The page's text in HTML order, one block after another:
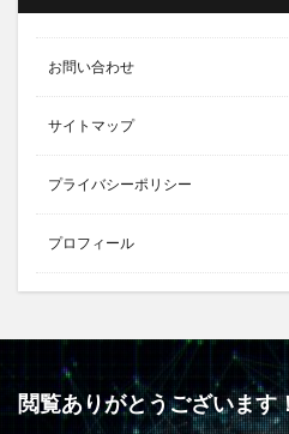
お問い合わせ
サイトマップ
プライバシーポリシー
プロフィール
閲覧ありがとうございます